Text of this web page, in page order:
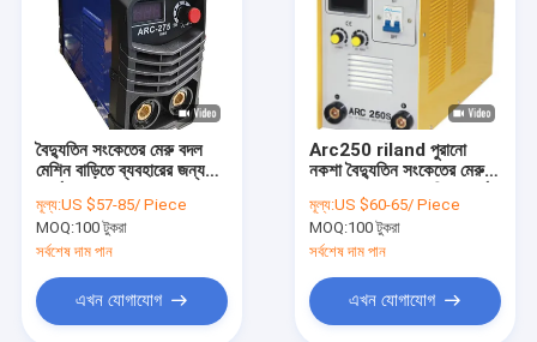
বৈদ্যুতিন সংকেতের মেরু বদল
মেশিন বাড়িতে ব্যবহারের জন্য
সুরক্ষা ক্লাস
মূল্য:US $57-85/ Piece
MOQ:100 টুকরা
সর্বশেষ দাম পান
এখন যোগাযোগ
Arc250 riland পুরানো
নকশা বৈদ্যুতিন সংকেতের মেরু
ওয়েল্ডিং মেশিন কার্বন ইস্পাত
স্টেইনলেস স্টীল ঢালাই জন্য
ব্যবহৃত
মূল্য:US $60-65/ Piece
MOQ:100 টুকরা
সর্বশেষ দাম পান
এখন যোগাযোগ